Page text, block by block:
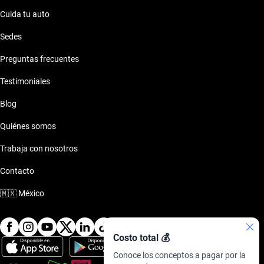
Costo total 💰
Conoce los conceptos a pagar por la
Cuida tu auto
Sedes
Preguntas frecuentes
Testimoniales
Blog
Quiénes somos
Trabaja con nosotros
Contacto
🇲🇽 México